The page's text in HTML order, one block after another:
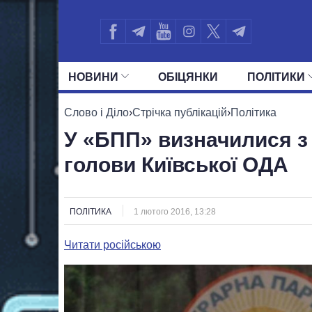
НОВИНИ ОБIЦЯНКИ ПОЛIТИКИ
УСІ ПОЛІТИКИ ПРЕЗИДЕНТ І ОФІС
Слово і Діло›Стрічка публікацій›Політика
У «БПП» визначилися
голови Київської ОДА
ПОЛІТИКА 1 лютого 2016, 13:28
Читати російською